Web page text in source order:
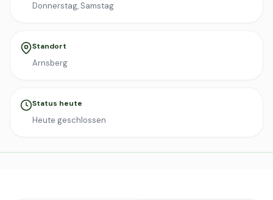
Donnerstag, Samstag
Standort
Arnsberg
Status heute
Heute geschlossen